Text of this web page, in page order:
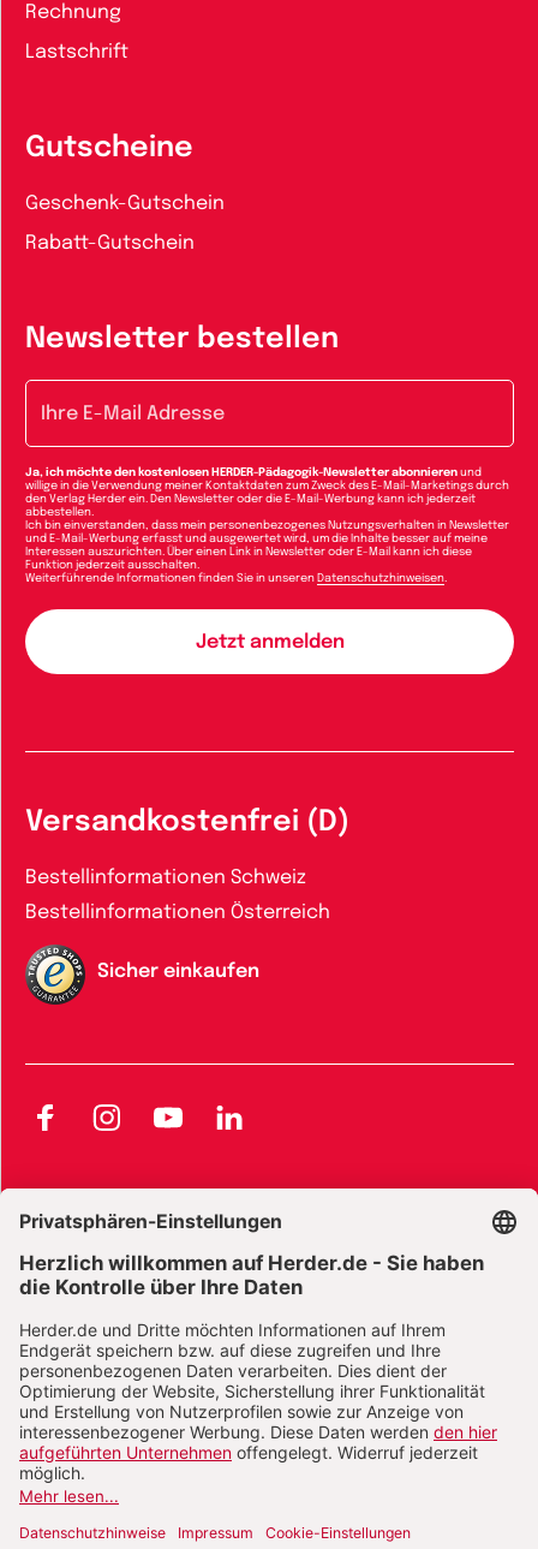
Rechnung
Lastschrift
Gutscheine
Geschenk-Gutschein
Rabatt-Gutschein
Newsletter bestellen
Ja, ich möchte den kostenlosen HERDER-Pädagogik-Newsletter abonnieren und
willige in die Verwendung meiner Kontaktdaten zum Zweck des E-Mail-Marketings durch
den Verlag Herder ein. Den Newsletter oder die E-Mail-Werbung kann ich jederzeit
abbestellen.
Ich bin einverstanden, dass mein personenbezogenes Nutzungsverhalten in Newsletter
und E-Mail-Werbung erfasst und ausgewertet wird, um die Inhalte besser auf meine
Interessen auszurichten. Über einen Link in Newsletter oder E-Mail kann ich diese
Funktion jederzeit ausschalten.
Weiterführende Informationen finden Sie in unseren Datenschutzhinweisen.
Versandkostenfrei (D)
Bestellinformationen Schweiz
Bestellinformationen Österreich
Sicher einkaufen
FacebookInstagramYouTubeLinkedIn
Widerrufsbelehrung E-Books
Widerrufsbelehrung Zeitschriften Datenschutz
Datenschutz Social Media Barrierefreiheit
Vertrag widerrufen